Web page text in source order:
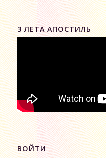
3 ЛЕТА АПОСТИЛЬ
ВОЙТИ